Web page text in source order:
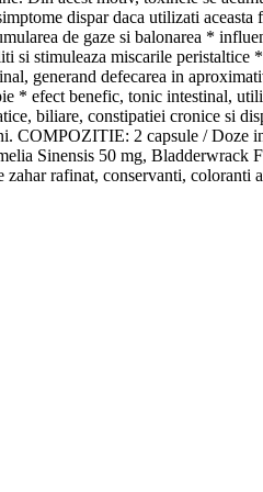
dispar daca utilizati
de gaze si balonarea *
si stimuleaza miscarile
generand defecarea in
* efect benefic, tonic intestinal,
biliare, constipatiei cronice
COMPOZITIE: 2 capsule /
Sinensis 50 mg,
rafinat, conservanti, coloranti